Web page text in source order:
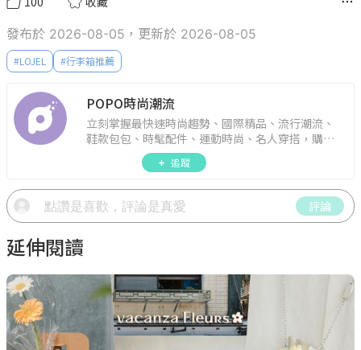
發布於 2026-08-05，更新於 2026-08-05
#LOJEL #行李箱推薦
POPO時尚潮流
立刻掌握最快速時尚趨勢、國際精品、流行潮流、
鞋款包包、時髦配件、運動時尚、名人穿搭，購物
追蹤
評論
延伸閱讀